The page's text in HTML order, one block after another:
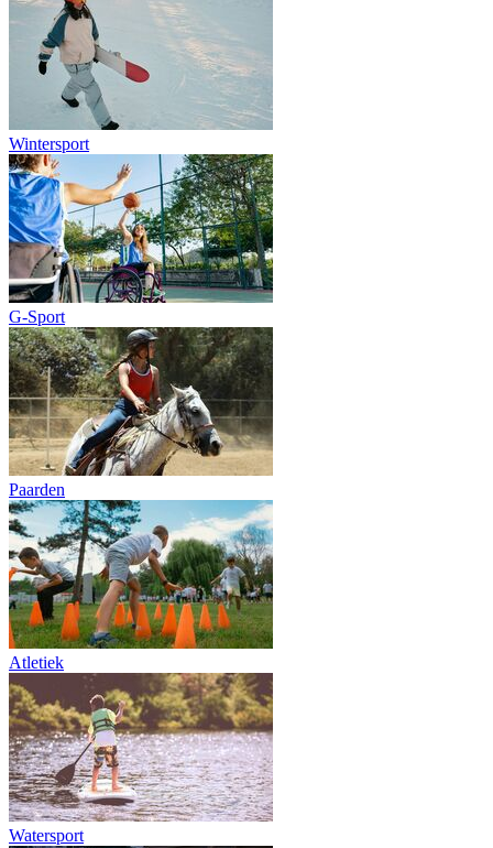
Wintersport
G-Sport
Paarden
Atletiek
Watersport